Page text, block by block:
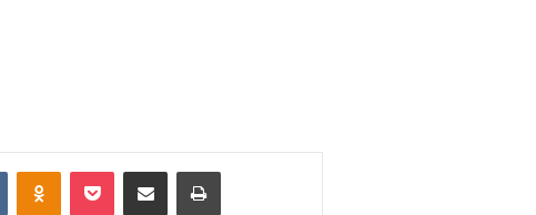
VKontakteOdnoklassniki
Pocket Podijeli putem Emaila Print